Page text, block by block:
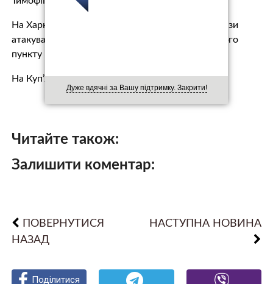
Дуже вдячні за Вашу підтримку. Закрити!
На Харківському напрямку противник чотири рази
атакував позиції Сил оборони в районі населеного
пункту Вовчанськ.
На Куп’я…
Читайте також:
Залишити коментар:
ПОВЕРНУТИСЯ
НАЗАД
НАСТУПНА НОВИНА
Поділитися